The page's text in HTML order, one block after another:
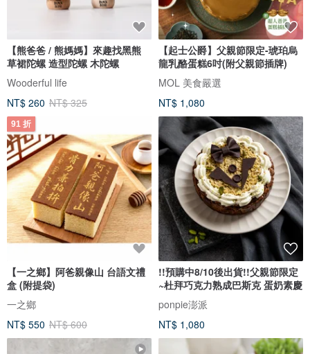
【熊爸爸 / 熊媽媽】來趣找黑熊
草裙陀螺 造型陀螺 木陀螺
Wooderful life
NT$ 260 NT$ 325
【起士公爵】父親節限定-琥珀烏
龍乳酪蛋糕6吋(附父親節插牌)
MOL 美食嚴選
NT$ 1,080
91 折
【一之鄉】阿爸親像山 台語文禮
盒 (附提袋)
一之鄉
NT$ 550 NT$ 600
!!預購中8/10後出貨!!父親節限定
~杜拜巧克力熟成巴斯克 蛋奶素慶
ponpie澎派
NT$ 1,080